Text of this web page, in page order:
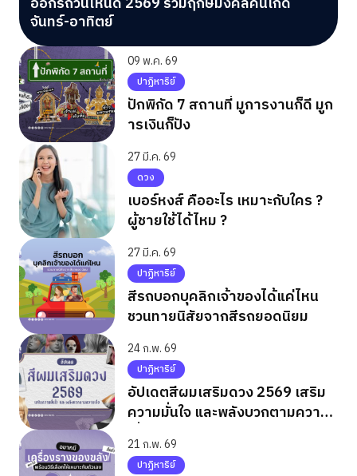
จันทร์-อาทิตย์
09 พ.ค. 69
ปาฏิหาริย์
ปักพิกัด 7 สถานที่ มูการงานก็ดี มูก
ารเงินก็ปัง
27 มี.ค. 69
ดวง
เบอร์หงส์ คืออะไร เหมาะกับใคร ?
ผู้ชายใช้ได้ไหม ?
27 มี.ค. 69
ปาฏิหาริย์
สีรถบอกบุคลิกเจ้าของได้แค่ไหน
ชวนทายนิสัยจากสีรถยอดนิยม
24 ก.พ. 69
ปาฏิหาริย์
อัปเดตสีผมเสริมดวง 2569 เสริม
ความมั่นใจ และพลังบวกตามความ
เชื่อ
21 ก.พ. 69
ปาฏิหาริย์